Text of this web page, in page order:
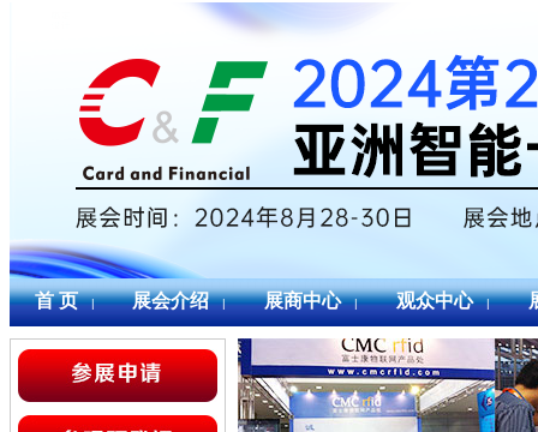
首 页 | 展会介绍 | 展商中心 | 观众中心 |